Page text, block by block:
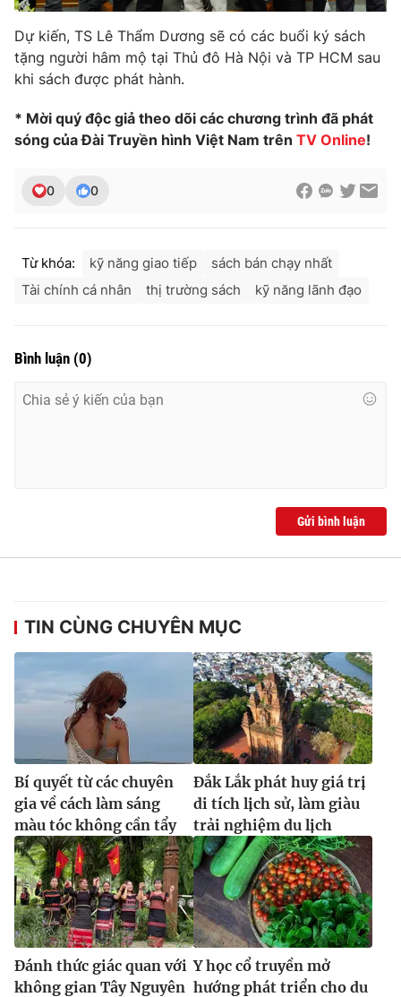
Dự kiến, TS Lê Thẩm Dương sẽ có các buổi ký sách
tặng người hâm mộ tại Thủ đô Hà Nội và TP HCM sau
khi sách được phát hành.
* Mời quý độc giả theo dõi các chương trình đã phát
sóng của Đài Truyền hình Việt Nam trên TV Online!
0 0
Từ khóa: kỹ năng giao tiếp
sách bán chạy nhất
Tài chính cá nhân
thị trường sách kỹ năng lãnh đạo
Bình luận (0)
Gửi bình luận
TIN CÙNG CHUYÊN MỤC
Bí quyết từ các chuyên
gia về cách làm sáng
màu tóc không cần tẩy
Đắk Lắk phát huy giá trị
di tích lịch sử, làm giàu
trải nghiệm du lịch
Đánh thức giác quan với
không gian Tây Nguyên
Y học cổ truyền mở
hướng phát triển cho du